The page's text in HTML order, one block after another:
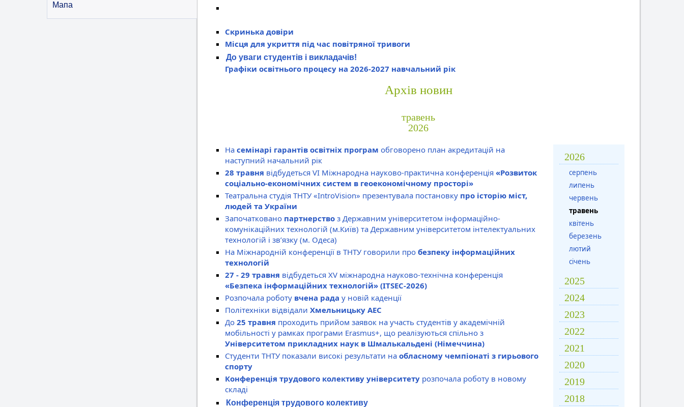
Мапа
Скринька довіри
Місця для укриття під час повітряної тривоги
До уваги студентів і викладачів!
Графіки освітнього процесу на 2026-2027 навчальний рік
Архів новин
травень
2026
2026
серпень
липень
червень
травень
квітень
березень
лютий
січень
2025
2024
2023
2022
2021
2020
2019
2018
На семінарі гарантів освітніх програм обговорено план акредитацій на
наступний начальний рік
28 травня відбудеться VI Міжнародна науково-практична конференція «Розвиток
соціально-економічних систем в геоекономічному просторі»
Театральна студія ТНТУ «IntroVision» презентувала постановку про історію міст,
людей та України
Започатковано партнерство з Державним університетом інформаційно-
комунікаційних технологій (м.Київ) та Державним університетом інтелектуальних
технологій і зв’язку (м. Одеса)
На Міжнародній конференції в ТНТУ говорили про безпеку інформаційних
технологій
27 - 29 травня відбудеться XV міжнародна науково-технічна конференція
«Безпека інформаційних технологій» (ITSEC-2026)
Розпочала роботу вчена рада у новій каденції
Політехніки відвідали Хмельницьку АЕС
До 25 травня проходить прийом заявок на участь студентів у академічній
мобільності у рамках програми Erasmus+, що реалізуються спільно з
Університетом прикладних наук в Шмалькальдені (Німеччина)
Студенти ТНТУ показали високі результати на обласному чемпіонаті з гирьового
спорту
Конференція трудового колективу університету розпочала роботу в новому
складі
Конференція трудового колективу